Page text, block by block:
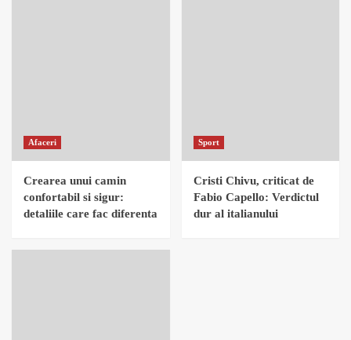
Afaceri
Crearea unui camin
confortabil si sigur:
detaliile care fac diferenta
Sport
Cristi Chivu, criticat de
Fabio Capello: Verdictul
dur al italianului